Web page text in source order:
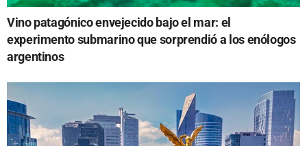
Vino patagónico envejecido bajo el mar: el
experimento submarino que sorprendió a los enólogos
argentinos